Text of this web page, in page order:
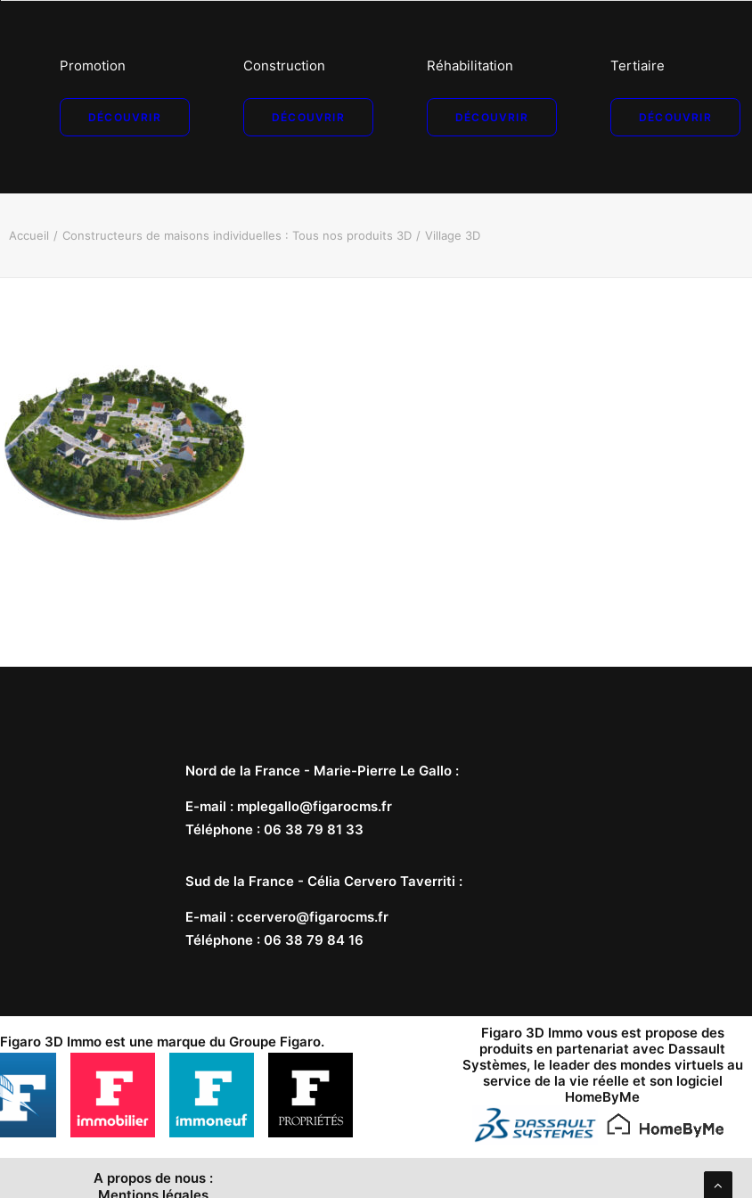
Promotion
DÉCOUVRIR
Construction
DÉCOUVRIR
Réhabilitation
DÉCOUVRIR
Tertiaire
DÉCOUVRIR
Accueil Constructeurs de maisons individuelles : Tous nos produits 3D Village 3D
Nord de la France - Marie-Pierre Le Gallo :
E-mail : mplegallo@figarocms.fr
Téléphone : 06 38 79 81 33
Sud de la France - Célia Cervero Taverriti :
E-mail : ccervero@figarocms.fr
Téléphone : 06 38 79 84 16
Figaro 3D Immo est une marque du Groupe Figaro.
Figaro 3D Immo vous est propose des
produits en partenariat avec Dassault
Systèmes, le leader des mondes virtuels au
service de la vie réelle et son logiciel
HomeByMe
A propos de nous :